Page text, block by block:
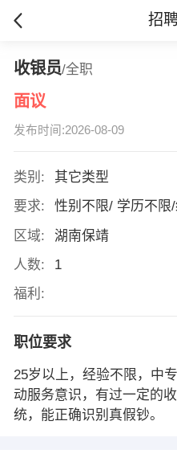
招
收银员/全职
面议
发布时间:2026-08-09
类别:
其它类型
要求:
性别不限/ 学历不限
区域:
湖南保靖
人数:
1
福利:
职位要求
25岁以上，经验不限，中
动服务意识，有过一定的
统，能正确识别真假钞。